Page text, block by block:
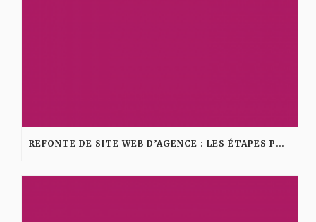
REFONTE DE SITE WEB D’AGENCE : LES ÉTAPES POUR AMÉLIORER VISIBILITÉ ET CONVERSION